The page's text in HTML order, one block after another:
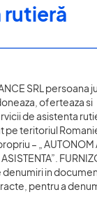
rutieră
SRL persoana
oferteaza si
de asistenta
pe teritoriul
– „ AUTONOM
in
pentru a